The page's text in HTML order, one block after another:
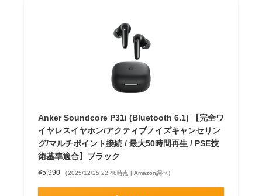
Anker Soundcore P31i (Bluetooth 6.1) 【完全ワ
イヤレスイヤホン/アクティブノイズキャンセリン
グ/マルチポイント接続 / 最大50時間再生 / PSE技
術基準適合】ブラック
¥5,990 （2025/12/25 22:48時点 | Amazon調べ）